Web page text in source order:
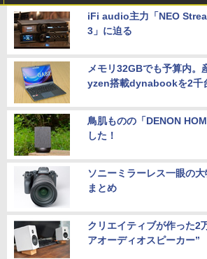
iFi audio主力「NEO
3」に迫る
メモリ32GBでも予算内。
yzen搭載dynabookを2千
鳥肌ものの「DENON
した！
ソニーミラーレス一眼の
まとめ
クリエイティブが作った2
アオーディオスピーカー”